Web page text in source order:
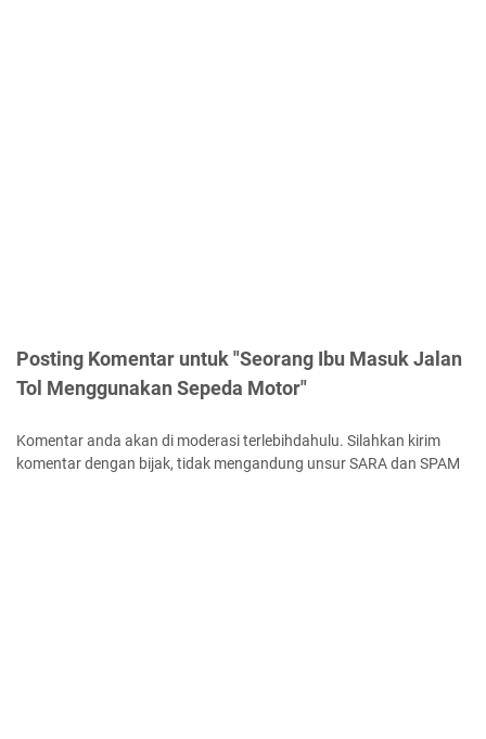
Posting Komentar untuk "Seorang Ibu Masuk Jalan
Tol Menggunakan Sepeda Motor"
Komentar anda akan di moderasi terlebihdahulu. Silahkan kirim
komentar dengan bijak, tidak mengandung unsur SARA dan SPAM